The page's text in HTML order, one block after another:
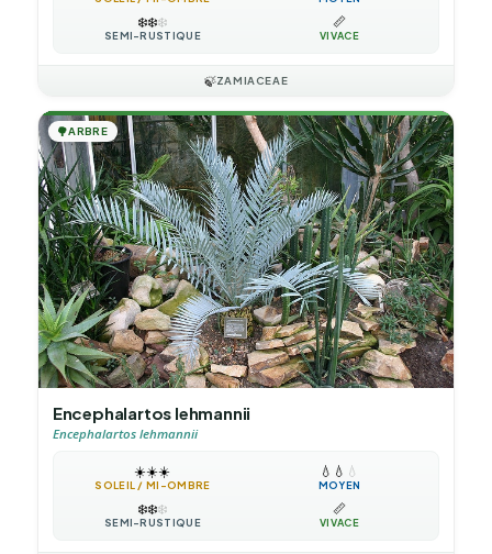
❄️❄️❄️
SEMI-RUSTIQUE
📏
VIVACE
🍃ZAMIACEAE
🌳ARBRE
Encephalartos lehmannii
Encephalartos lehmannii
☀️☀️☀️
SOLEIL / MI-OMBRE
💧 💧 💧
MOYEN
❄️❄️❄️
SEMI-RUSTIQUE
📏
VIVACE